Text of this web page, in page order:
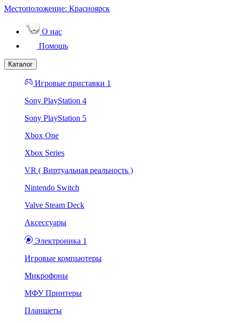
Местоположение: Красноярск
О нас
Помощь
Каталог
Игровые приставки 1
Sony PlayStation 4
Sony PlayStation 5
Xbox One
Xbox Series
VR ( Виртуальная реальность )
Nintendo Switch
Valve Steam Deck
Аксессуары
Электроника 1
Игровые компьютеры
Микрофоны
МФУ Принтеры
Планшеты